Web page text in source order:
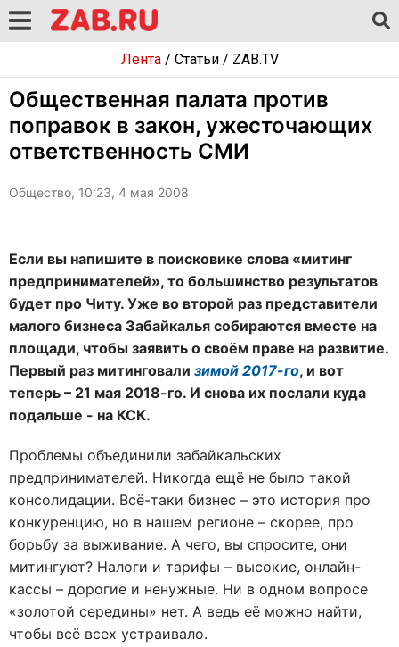
Лента/ Статьи/ ZAB.TV
Общественная палата против
поправок в закон, ужесточающих
ответственность СМИ
Общество, 10:23, 4 мая 2008
Если вы напишите в поисковике слова «митинг
предпринимателей», то большинство результатов
будет про Читу. Уже во второй раз представители
малого бизнеса Забайкалья собираются вместе на
площади, чтобы заявить о своём праве на развитие.
Первый раз митинговали зимой 2017-го, и вот
теперь – 21 мая 2018-го. И снова их послали куда
подальше - на КСК.
Проблемы объединили забайкальских
предпринимателей. Никогда ещё не было такой
консолидации. Всё-таки бизнес – это история про
конкуренцию, но в нашем регионе – скорее, про
борьбу за выживание. А чего, вы спросите, они
митингуют? Налоги и тарифы – высокие, онлайн-
кассы – дорогие и ненужные. Ни в одном вопросе
«золотой середины» нет. А ведь её можно найти,
чтобы всё всех устраивало.